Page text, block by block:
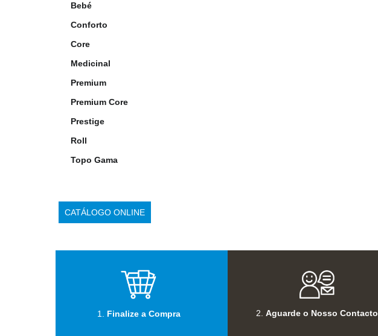
Bebé
Conforto
Core
Medicinal
Premium
Premium Core
Prestige
Roll
Topo Gama
CATÁLOGO ONLINE
1. Finalize a Compra 2. Aguarde o Nosso Contacto